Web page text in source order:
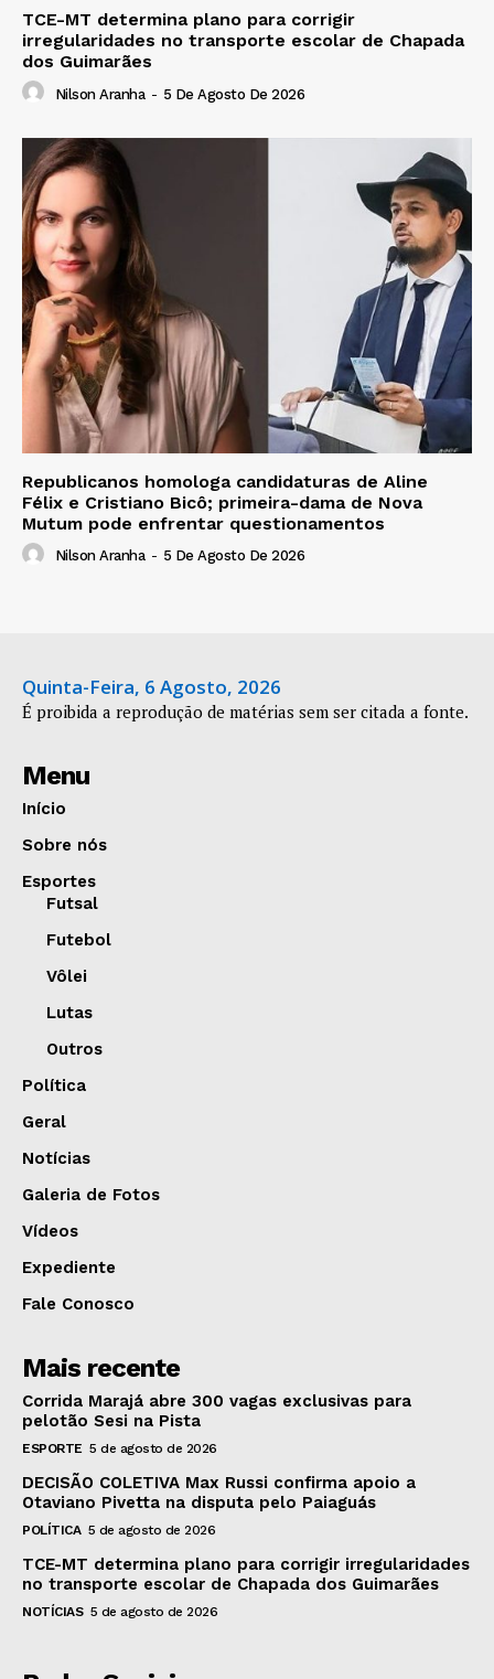
TCE-MT determina plano para corrigir
irregularidades no transporte escolar de Chapada
dos Guimarães
Nilson Aranha - 5 De Agosto De 2026
Republicanos homologa candidaturas de Aline
Félix e Cristiano Bicô; primeira-dama de Nova
Mutum pode enfrentar questionamentos
Nilson Aranha - 5 De Agosto De 2026
Quinta-Feira, 6 Agosto, 2026
É proibida a reprodução de matérias sem ser citada a fonte.
Menu
Início
Sobre nós
Esportes
Futsal
Futebol
Vôlei
Lutas
Outros
Política
Geral
Notícias
Galeria de Fotos
Vídeos
Expediente
Fale Conosco
Mais recente
Corrida Marajá abre 300 vagas exclusivas para
pelotão Sesi na Pista
ESPORTE 5 de agosto de 2026
DECISÃO COLETIVA Max Russi confirma apoio a
Otaviano Pivetta na disputa pelo Paiaguás
POLÍTICA 5 de agosto de 2026
TCE-MT determina plano para corrigir irregularidades
no transporte escolar de Chapada dos Guimarães
NOTÍCIAS 5 de agosto de 2026